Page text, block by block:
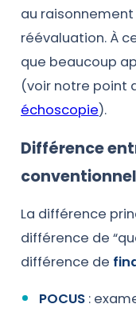
au
réévaluation. À
que beaucoup
(voir notre point
échoscopie).
Différence
La différence
différence de
différence de
POCUS :